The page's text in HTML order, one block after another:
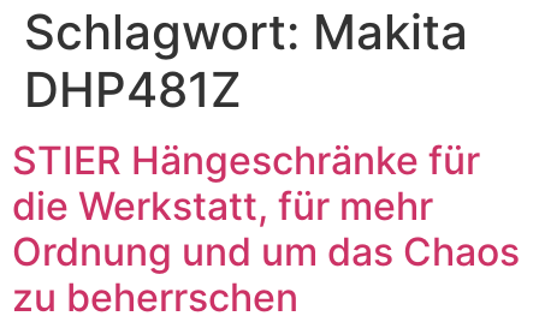
Schlagwort: Makita
DHP481Z
STIER Hängeschränke für
die Werkstatt, für mehr
Ordnung und um das Chaos
zu beherrschen